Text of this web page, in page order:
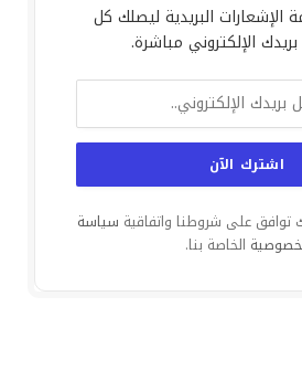
البريدية ليصلك كل
الإلكتروني مباشرة.
توافق على شروطنا واتفاقية سياسة
الخاصة بنا.